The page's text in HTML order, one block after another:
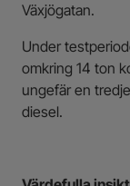
Växjögatan.
Under
omkring 14 ton
ungefär en
diesel.